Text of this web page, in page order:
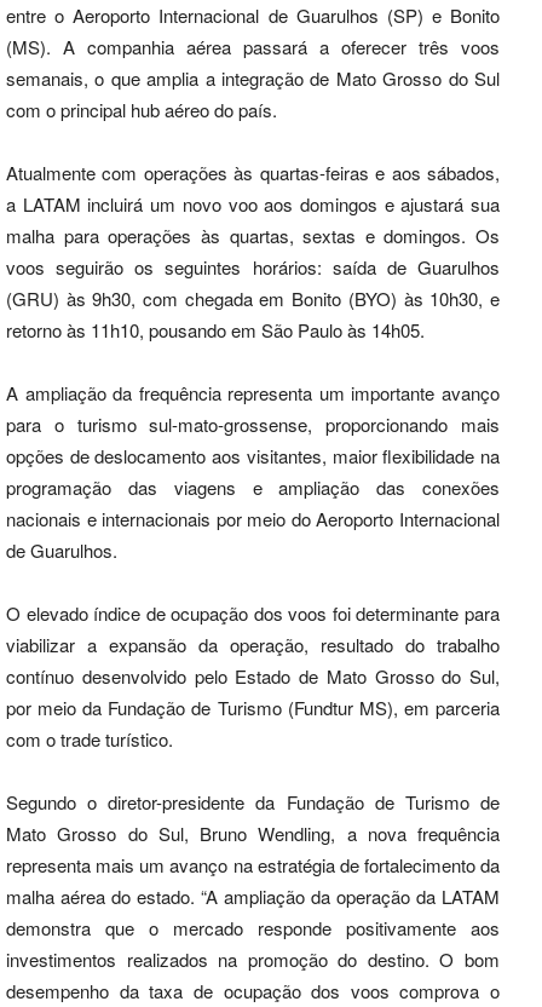
entre o Aeroporto Internacional de Guarulhos (SP) e Bonito
(MS). A companhia aérea passará a oferecer três voos
semanais, o que amplia a integração de Mato Grosso do Sul
com o principal hub aéreo do país.
Atualmente com operações às quartas-feiras e aos sábados,
a LATAM incluirá um novo voo aos domingos e ajustará sua
malha para operações às quartas, sextas e domingos. Os
voos seguirão os seguintes horários: saída de Guarulhos
(GRU) às 9h30, com chegada em Bonito (BYO) às 10h30, e
retorno às 11h10, pousando em São Paulo às 14h05.
A ampliação da frequência representa um importante avanço
para o turismo sul-mato-grossense, proporcionando mais
opções de deslocamento aos visitantes, maior flexibilidade na
programação das viagens e ampliação das conexões
nacionais e internacionais por meio do Aeroporto Internacional
de Guarulhos.
O elevado índice de ocupação dos voos foi determinante para
viabilizar a expansão da operação, resultado do trabalho
contínuo desenvolvido pelo Estado de Mato Grosso do Sul,
por meio da Fundação de Turismo (Fundtur MS), em parceria
com o trade turístico.
Segundo o diretor-presidente da Fundação de Turismo de
Mato Grosso do Sul, Bruno Wendling, a nova frequência
representa mais um avanço na estratégia de fortalecimento da
malha aérea do estado. “A ampliação da operação da LATAM
demonstra que o mercado responde positivamente aos
investimentos realizados na promoção do destino. O bom
desempenho da taxa de ocupação dos voos comprova o